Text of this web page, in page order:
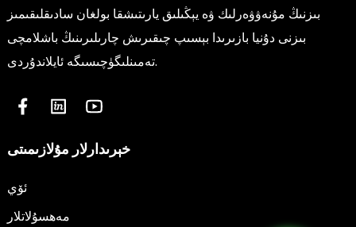
بىزنىڭ مۇنەۋۋەرلىك ۋە يېڭىلىق يارىتىشقا بولغان سادىقلىقىمىز
بىزنى دۇنيا بازىرىدا بېسىپ چىقىرىش چارىلىرىنىڭ باشلامچى
تەمىنلىگۈچىسىگە ئايلاندۇردى.
خېرىدارلار مۇلازىمىتى
ئۆي
مەھسۇلاتلار